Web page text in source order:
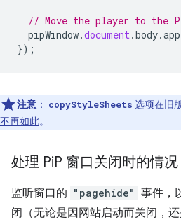
// Move the player to the
pipWindow.document .body.
});
注意 ： copyStyleSheets 选项在旧
不再如此。
处理 PiP 窗口关闭时的情况
监听窗口的 "pagehide" 事件，
闭（无论是因网站启动而关闭，